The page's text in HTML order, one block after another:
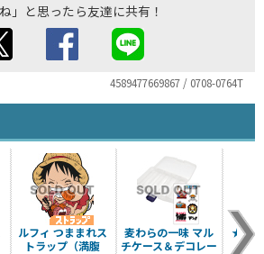
ね」と思ったら友達に共有！
4589477669867 / 0708-0764T
ルフィ つままれス
トラップ（満腹
麦わらの一味 マル
チケース＆デコレー
★限